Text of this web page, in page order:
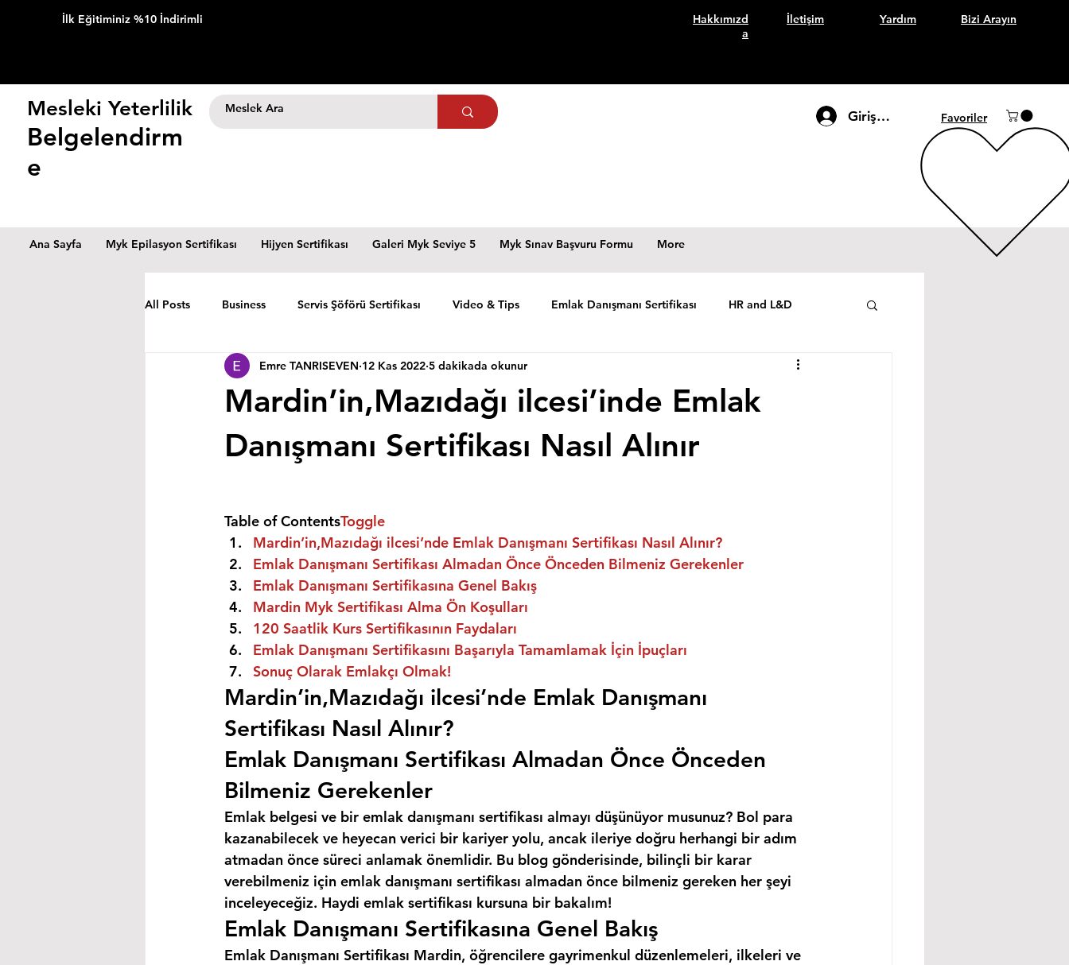
İlk Eğitiminiz %10 İndirimli
Hakkımızd
a
İletişim Yardım Bizi Arayın
Mesleki Yeterlilik
Belgelendirm
e
Giriş Yap Favoriler
Ana Sayfa Myk Epilasyon Sertifikası Hijyen Sertifikası Galeri Myk Seviye 5 Myk Sınav Başvuru Formu More
All Posts Business Servis Şöförü Sertifikası Video & Tips Emlak Danışmanı Sertifikası HR and L&D
Mardin’in,Mazıdağı ilcesi’inde Emlak
Danışmanı Sertifikası Nasıl Alınır
Emre TANRISEVEN 12 Kas 2022 5 dakikada okunur
Table of ContentsToggle
Mardin’in,Mazıdağı ilcesi’nde Emlak Danışmanı Sertifikası Nasıl Alınır?
Emlak Danışmanı Sertifikası Almadan Önce Önceden Bilmeniz Gerekenler
Emlak Danışmanı Sertifikasına Genel Bakış
Mardin Myk Sertifikası Alma Ön Koşulları
120 Saatlik Kurs Sertifikasının Faydaları
Emlak Danışmanı Sertifikasını Başarıyla Tamamlamak İçin İpuçları
Sonuç Olarak Emlakçı Olmak!
Mardin’in,Mazıdağı ilcesi’nde Emlak Danışmanı
Sertifikası Nasıl Alınır?
Emlak Danışmanı Sertifikası Almadan Önce Önceden
Bilmeniz Gerekenler
Emlak belgesi ve bir emlak danışmanı sertifikası almayı düşünüyor musunuz? Bol para
kazanabilecek ve heyecan verici bir kariyer yolu, ancak ileriye doğru herhangi bir adım
atmadan önce süreci anlamak önemlidir. Bu blog gönderisinde, bilinçli bir karar
verebilmeniz için emlak danışmanı sertifikası almadan önce bilmeniz gereken her şeyi
inceleyeceğiz. Haydi emlak sertifikası kursuna bir bakalım!
Emlak Danışmanı Sertifikasına Genel Bakış
Emlak Danışmanı Sertifikası Mardin, öğrencilere gayrimenkul düzenlemeleri, ilkeleri ve